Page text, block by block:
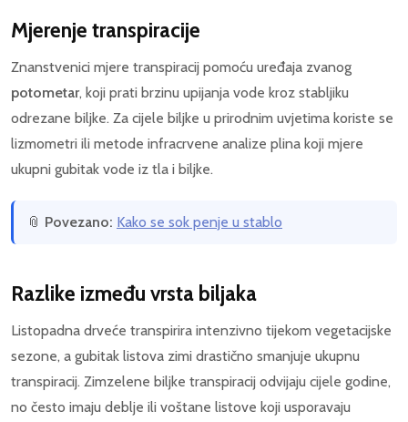
Mjerenje transpiracije
Znanstvenici mjere transpiracij pomoću uređaja zvanog
potometar, koji prati brzinu upijanja vode kroz stabljiku
odrezane biljke. Za cijele biljke u prirodnim uvjetima koriste se
lizmometri ili metode infracrvene analize plina koji mjere
ukupni gubitak vode iz tla i biljke.
📎 Povezano: Kako se sok penje u stablo
Razlike između vrsta biljaka
Listopadna drveće transpirira intenzivno tijekom vegetacijske
sezone, a gubitak listova zimi drastično smanjuje ukupnu
transpiracij. Zimzelene biljke transpiracij odvijaju cijele godine,
no često imaju deblje ili voštane listove koji usporavaju